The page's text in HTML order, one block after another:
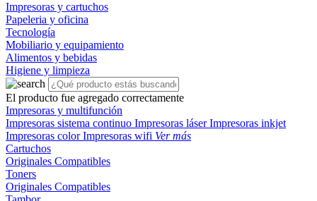
Impresoras y cartuchos
Papeleria y oficina
Tecnología
Mobiliario y equipamiento
Alimentos y bebidas
Higiene y limpieza
El producto fue agregado correctamente
Impresoras y multifunción
Impresoras sistema continuo Impresoras láserImpresoras inkjet
Impresoras colorImpresoras wifi Ver más
Cartuchos
Originales Compatibles
Toners
Originales Compatibles